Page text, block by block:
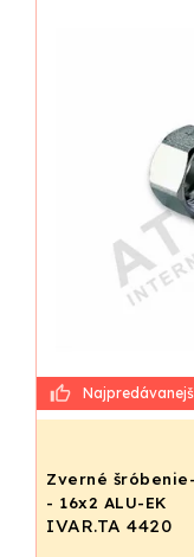
Zverné
- 16x2 ALU-EK
IVAR.TA 4420